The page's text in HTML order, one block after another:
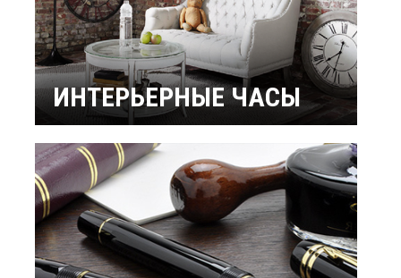
ИНТЕРЬЕРНЫЕ ЧАСЫ
Будильники
Бренды